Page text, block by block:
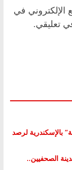
الإلكتروني في
تعليقي.
بالإسكندرية لرصد
الصحفيين..